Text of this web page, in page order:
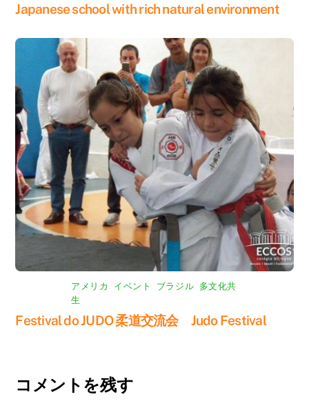
Japanese school with rich natural environment
アメリカ イベント ブラジル 多文化共
生
Festival do JUDO 柔道交流会 Judo Festival
コメントを残す